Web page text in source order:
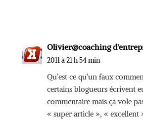
Olivier@coaching
2011 à 21 h 54 min
Qu’est ce qu’un faux
certains blogueurs écrivent
commentaire mais çà vole
« super article », « excellent